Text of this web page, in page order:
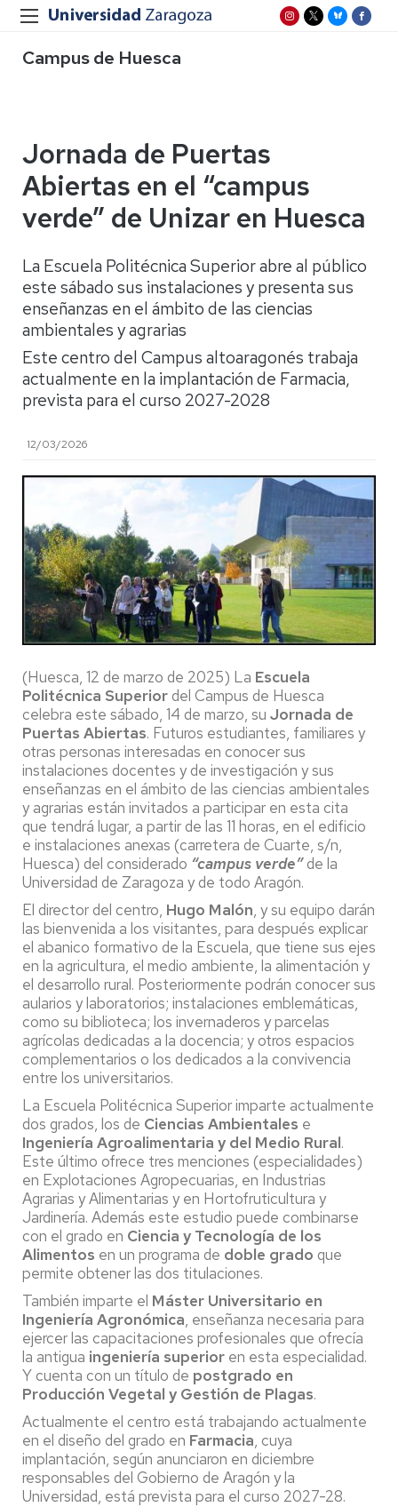
Campus de Huesca
Jornada de Puertas
Abiertas en el “campus
verde” de Unizar en Huesca
La Escuela Politécnica Superior abre al público
este sábado sus instalaciones y presenta sus
enseñanzas en el ámbito de las ciencias
ambientales y agrarias
Este centro del Campus altoaragonés trabaja
actualmente en la implantación de Farmacia,
prevista para el curso 2027-2028
12/03/2026
(Huesca, 12 de marzo de 2025) La Escuela
Politécnica Superiordel Campus de Huesca
celebra este sábado, 14 de marzo, su Jornada de
Puertas Abiertas. Futuros estudiantes, familiares y
otras personas interesadas en conocer sus
instalaciones docentes y de investigación y sus
enseñanzas en el ámbito de las ciencias ambientales
y agrarias están invitados a participar en esta cita
que tendrá lugar, a partir de las 11 horas, en el edificio
e instalaciones anexas (carretera de Cuarte, s/n,
Huesca) del considerado “campus verde”de la
Universidad de Zaragoza y de todo Aragón.
El director del centro, Hugo Malón, y su equipo darán
las bienvenida a los visitantes, para después explicar
el abanico formativo de la Escuela, que tiene sus ejes
en la agricultura, el medio ambiente, la alimentación y
el desarrollo rural. Posteriormente podrán conocer sus
aularios y laboratorios; instalaciones emblemáticas,
como su biblioteca; los invernaderos y parcelas
agrícolas dedicadas a la docencia; y otros espacios
complementarios o los dedicados a la convivencia
entre los universitarios.
La Escuela Politécnica Superior imparte actualmente
dos grados, los de Ciencias Ambientales e
Ingeniería Agroalimentaria y del Medio Rural.
Este último ofrece tres menciones (especialidades)
en Explotaciones Agropecuarias, en Industrias
Agrarias y Alimentarias y en Hortofruticultura y
Jardinería. Además este estudio puede combinarse
con el grado en Ciencia y Tecnología de los
Alimentos en un programa de doble grado que
permite obtener las dos titulaciones.
También imparte el Máster Universitario en
Ingeniería Agronómica, enseñanza necesaria para
ejercer las capacitaciones profesionales que ofrecía
la antigua ingeniería superior en esta especialidad.
Y cuenta con un título de postgrado en
Producción Vegetal y Gestión de Plagas.
Actualmente el centro está trabajando actualmente
en el diseño del grado en Farmacia, cuya
implantación, según anunciaron en diciembre
responsables del Gobierno de Aragón y la
Universidad, está prevista para el curso 2027-28.